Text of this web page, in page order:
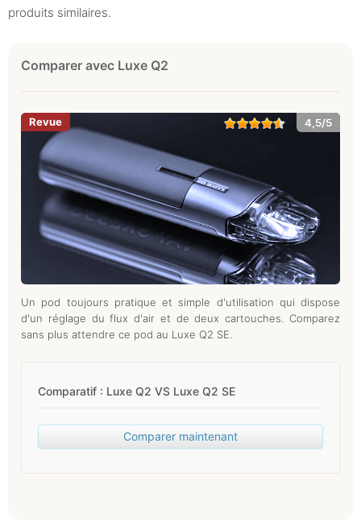
produits similaires.
Comparer avec Luxe Q2
4,5/5
Un pod toujours pratique et simple d'utilisation qui dispose
d'un réglage du flux d'air et de deux cartouches. Comparez
sans plus attendre ce pod au Luxe Q2 SE.
Comparatif : Luxe Q2 VS Luxe Q2 SE
Comparer maintenant